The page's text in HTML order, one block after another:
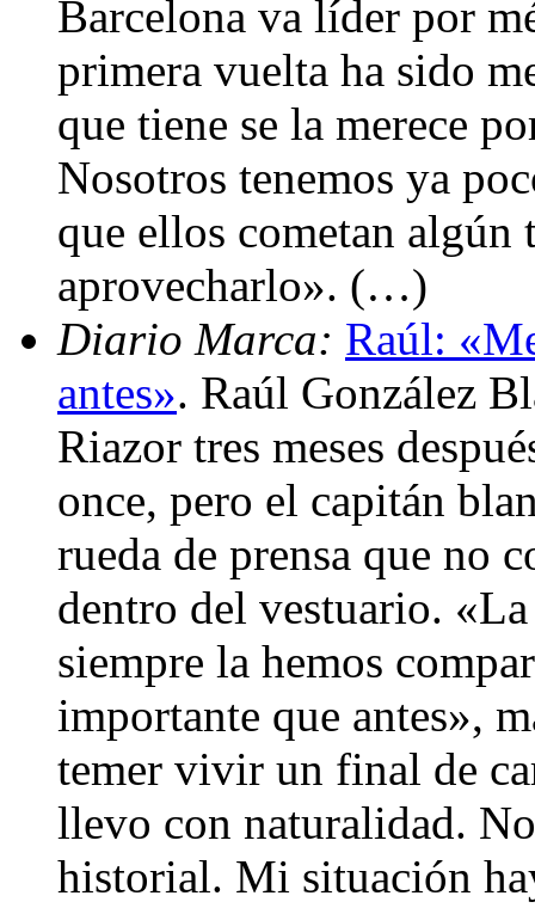
Barcelona va líder por
primera vuelta ha sido
que tiene se la merece
Nosotros tenemos ya
que ellos cometan algún
aprovecharlo». (…)
Diario Marca: Raúl:
antes». Raúl González
Riazor tres meses
once, pero el capitán
rueda de prensa que no
dentro del vestuario.
siempre la hemos
importante que antes»,
temer vivir un final de
llevo con naturalidad.
historial. Mi situación